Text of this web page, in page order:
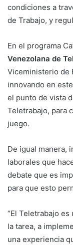
condiciones a
de Trabajo, y
En el programa
Venezolana de
Viceministerio de
innovando en
el punto de vista
Teletrabajo, para
juego.
De igual manera,
laborales que
debate que es
para que esto
“El Teletrabajo
la tarea, a
una experiencia